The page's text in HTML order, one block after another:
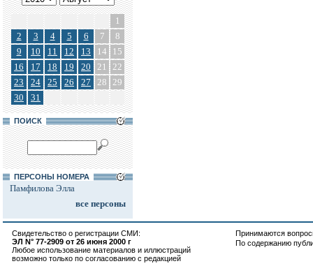
1
2
3 4 5 6 7
8
9
10 11 12 13 14
15
16
17 18 19 20 21
22
23
24 25 26 27 28 29
30
31
ПОИСК
ПЕРСОНЫ НОМЕРА
Памфилова Элла
все персоны
Свидетельство о регистрации СМИ:
ЭЛ N° 77-2909 от 26 июня 2000 г
Любое использование материалов и иллюстраций
возможно только по согласованию с редакцией
Принимаются
По содержанию